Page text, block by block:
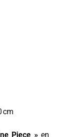
cm
Piece »en